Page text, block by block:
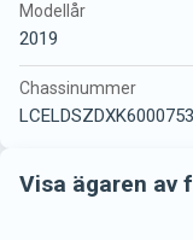
Modellår
2019
Chassinummer
LCELDSZDXK6000753
Visa ägaren av